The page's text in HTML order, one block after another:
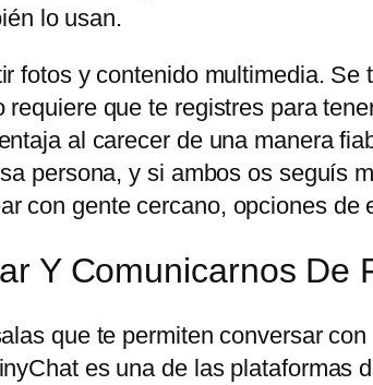
lo usan.
fotos y contenido multimedia.
que te registres para
al carecer de una manera
persona, y si ambos os seguís
con gente cercano, opciones de
Y Comunicarnos De
que te permiten conversar
es una de las plataformas